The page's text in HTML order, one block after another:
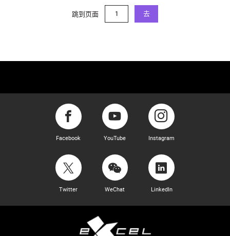
跳到页面 去
Facebook YouTube Instagram
Twitter WeChat LinkedIn